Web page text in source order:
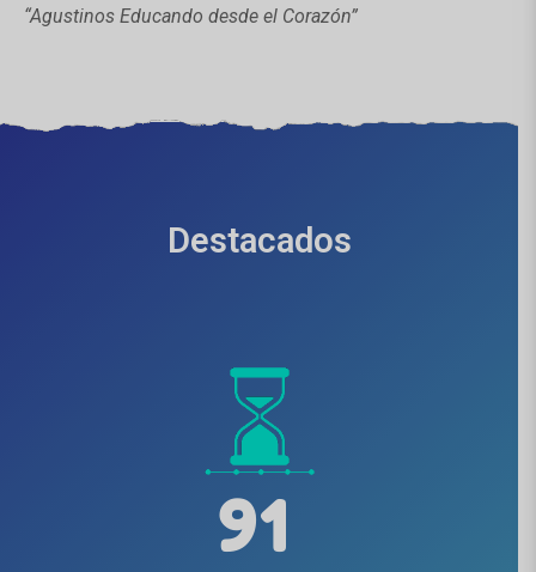
“Agustinos Educando desde el Corazón”
Destacados
91